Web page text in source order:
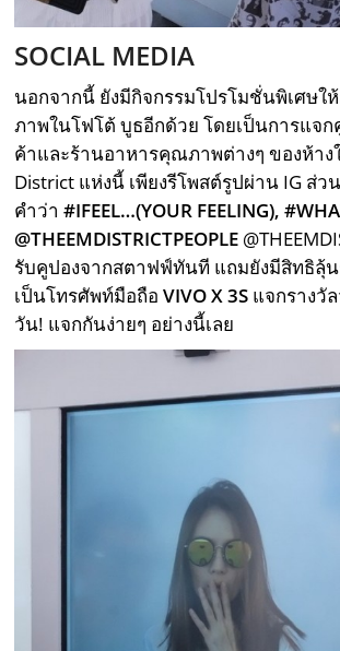
SOCIAL MEDIA
นอกจากนี้ ยังมีกิจกรรมโปรโมชั่นพิเศษใ
ภาพในโฟโต้ บูธอีกด้วย โดยเป็นการแจ
ค้าและร้านอาหารคุณภาพต่างๆ ของห้าง
District แห่งนี้ เพียงรีโพสต์รูปผ่าน IG ส่
คำว่า#IFEEL…(YOUR FEELING),
@THEEMDISTRICTPEOPLE
รับคูปองจากสตาฟฟ์ทันที แถมยังมีสิทธิลุ้
เป็นโทรศัพท์มือถือVIVO X 3S แจกรางวั
วัน! แจกกันง่ายๆ อย่างนี้เลย